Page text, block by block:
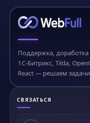
Поддержка, доработка
1С-Битрикс, Tilda,
React — решаем
СВЯЗАТЬСЯ